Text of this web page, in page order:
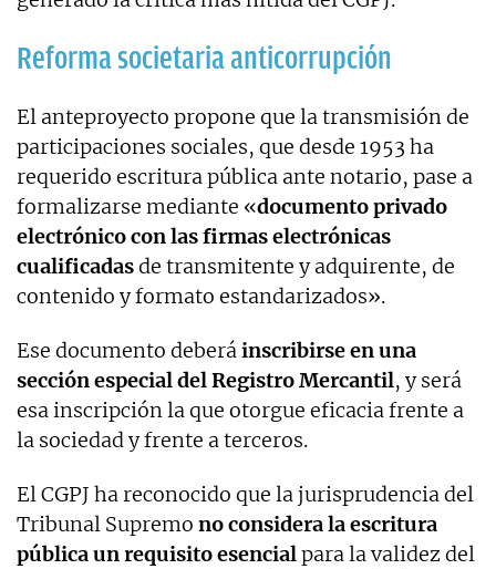
Reforma societaria anticorrupción
El anteproyecto propone que la transmisión de
participaciones sociales, que desde 1953 ha
requerido escritura pública ante notario, pase a
formalizarse mediante «documento privado
electrónico con las firmas electrónicas
cualificadasde transmitente y adquirente, de
contenido y formato estandarizados».
Ese documento deberáinscribirse en una
sección especial del Registro Mercantil, y será
esa inscripción la que otorgue eficacia frente a
la sociedad y frente a terceros.
El CGPJ ha reconocido que la jurisprudencia del
Tribunal Supremo no considera la escritura
pública un requisito esencialpara la validez del